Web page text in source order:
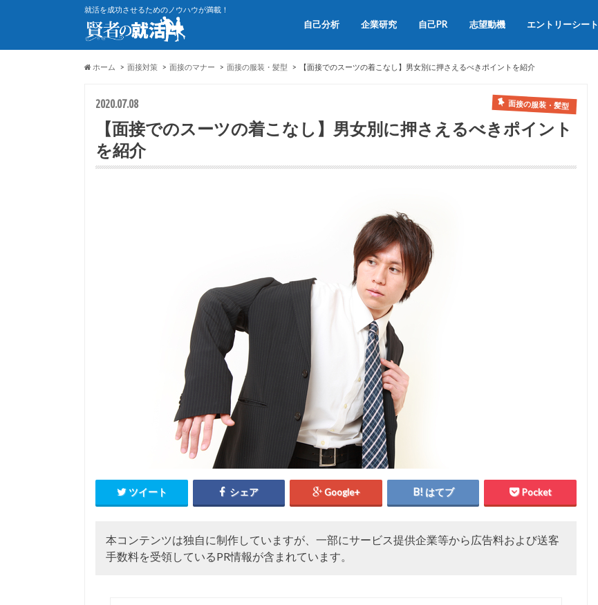
就活を成功させるためのノウハウが満載！
自己分析 企業研究
会社説明会
OB訪問
自己PR
自己PRの書き方
自己PRの例文集
志望動機
志望動機の書き方
志望動機の例文
エントリーシート
ホーム 面接対策 面接のマナー 面接の服装・髪型 【面接でのスーツの着こなし】男女別に押さえるべきポイントを紹介
2020.07.08 面接の服装・髪型
【面接でのスーツの着こなし】男女別に押さえるべきポイント
を紹介
ツイート シェア Google+ はてブ Pocket
本コンテンツは独自に制作していますが、一部にサービス提供企業等から広告料および送客
手数料を受領しているPR情報が含まれています。